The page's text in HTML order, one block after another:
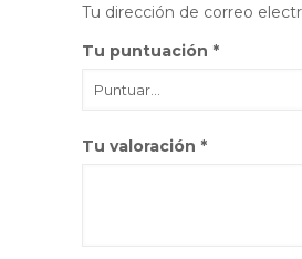
Tu dirección de correo
Tu puntuación *
Tu valoración *